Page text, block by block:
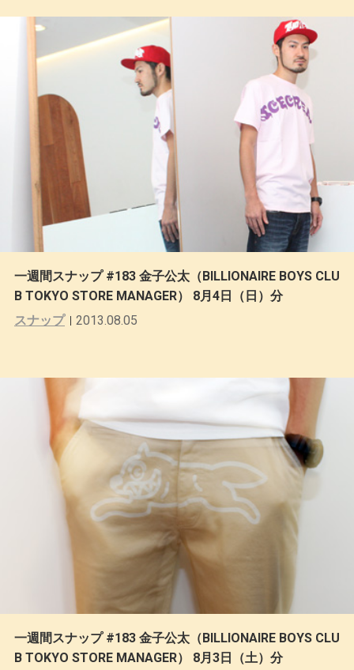
一週間スナップ #183 金子公太（BILLIONAIRE BOYS CLU
B TOKYO STORE MANAGER） 8月4日（日）分
スナップ
2013.08.05
一週間スナップ #183 金子公太（BILLIONAIRE BOYS CLU
B TOKYO STORE MANAGER） 8月3日（土）分